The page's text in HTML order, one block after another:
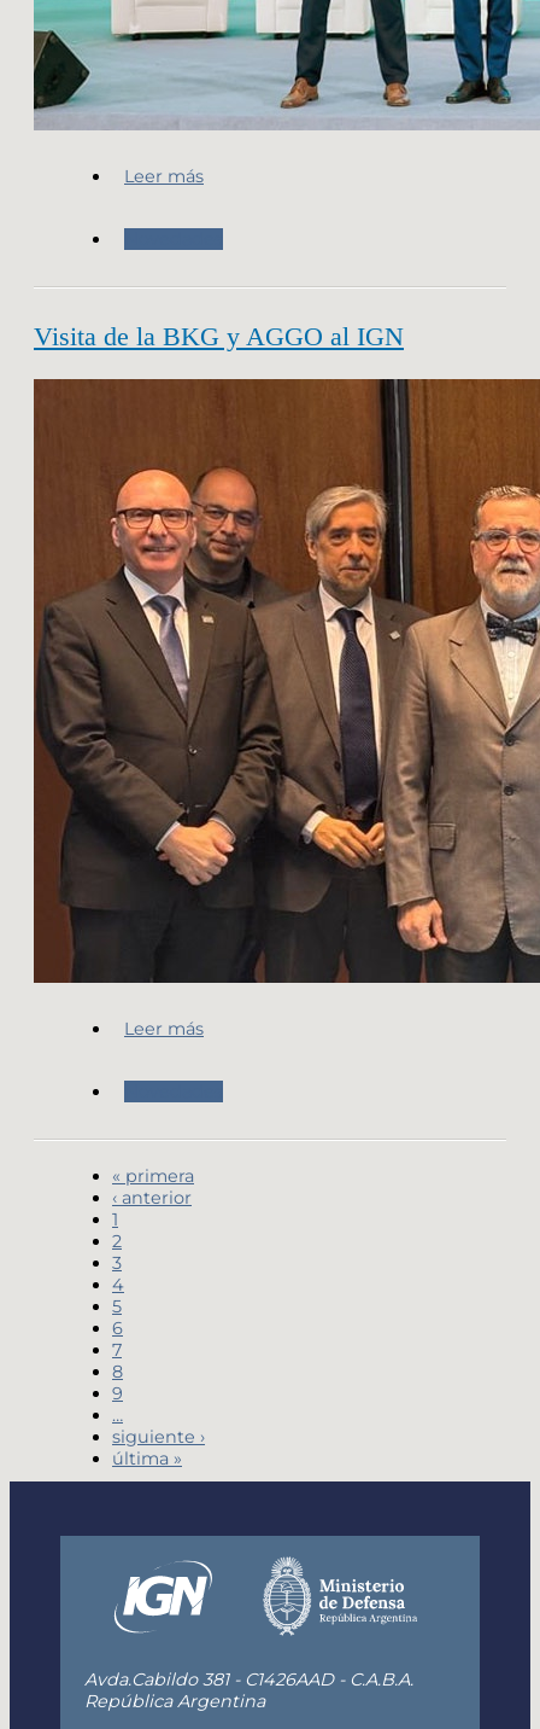
Leer más
Visita de la BKG y AGGO al IGN
Leer más
« primera
‹ anterior
1
2
3
4
5
6
7
8
9
…
siguiente ›
última »
Avda.Cabildo 381 - C1426AAD - C.A.B.A.
República Argentina